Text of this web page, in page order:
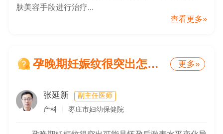
肤美容手段进行治疗...
查看更多»
孕晚期妊娠纹很突出怎么回事 更多»
张延新
副主任医师
产科
枣庄市妇幼保健院